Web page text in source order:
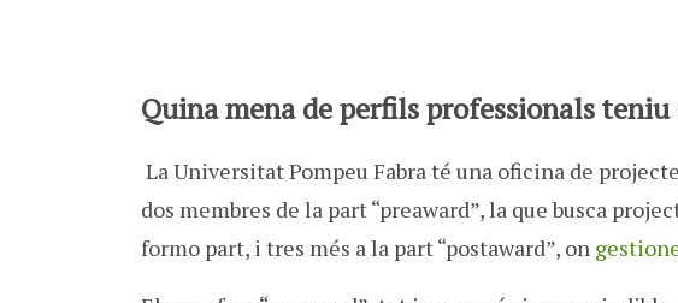
Quina mena de perfils professionals teniu
La Universitat Pompeu Fabra té una oficina de
dos membres de la part “preaward”, la que busca
formo part, i tres més a la part “postaward”, on